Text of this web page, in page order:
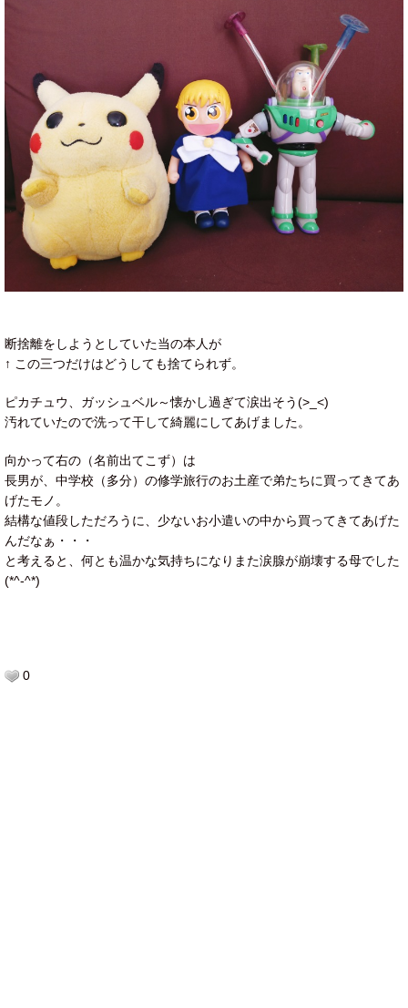
断捨離をしようとしていた当の本人が
↑ この三つだけはどうしても捨てられず。
ピカチュウ、ガッシュベル～懐かし過ぎて涙出そう(>_<)
汚れていたので洗って干して綺麗にしてあげました。
向かって右の（名前出てこず）は
長男が、中学校（多分）の修学旅行のお土産で弟たちに買ってきてあ
げたモノ。
結構な値段しただろうに、少ないお小遣いの中から買ってきてあげた
んだなぁ・・・
と考えると、何とも温かな気持ちになりまた涙腺が崩壊する母でした
(*^-^*)
0